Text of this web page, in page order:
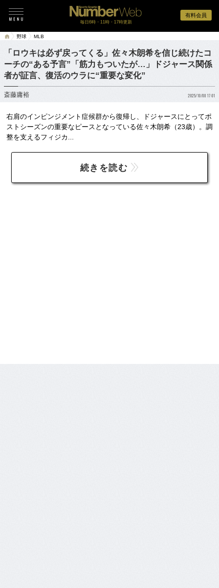
有料会員
毎日6時・11時・17時更新
野球 MLB
「ロウキは必ず戻ってくる」佐々木朗希を信じ続けたコ
ーチの“ある予言”「筋力もついたが…」ドジャース関係
者が証言、復活のウラに“重要な変化”
斎藤庸裕 2025/10/08 17:01
右肩のインピンジメント症候群から復帰し、ドジャースにとってポ
ストシーズンの重要なピースとなっている佐々木朗希（23歳）。調
整を支えるフィジカ...
続きを読む